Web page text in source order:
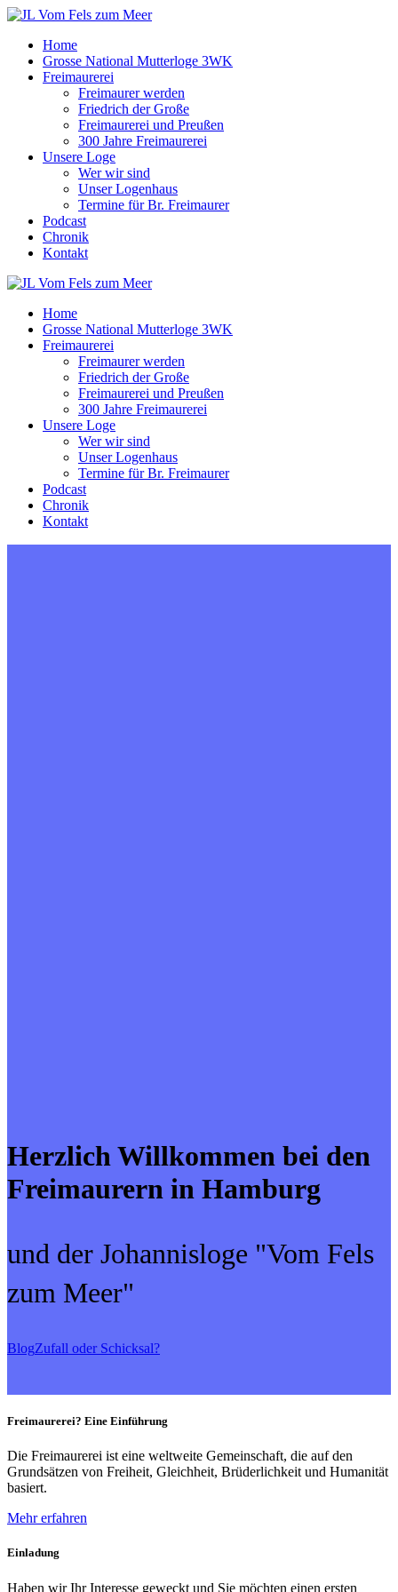
Zum
springenHome
Grosse National Mutterloge 3WK
Freimaurerei
Freimaurer werden
Friedrich der Große
Freimaurerei und Preußen
300 Jahre Freimaurerei
Unsere Loge
Wer wir sind
Unser Logenhaus
Termine für Br. Freimaurer
Podcast
Chronik
Kontakt
Home
Grosse National Mutterloge 3WK
Freimaurerei
Freimaurer werden
Friedrich der Große
Freimaurerei und Preußen
300 Jahre Freimaurerei
Unsere Loge
Wer wir sind
Unser Logenhaus
Termine für Br. Freimaurer
Podcast
Chronik
Kontakt
Herzlich Willkommen bei den
Freimaurern in Hamburg
und der Johannisloge "Vom Fels
zum Meer"
BlogZufall oder Schicksal?
Freimaurerei? Eine Einführung
Die Freimaurerei ist eine weltweite Gemeinschaft, die auf den
Grundsätzen von Freiheit, Gleichheit, Brüderlichkeit und Humanität
basiert.
Mehr erfahren
Einladung
Haben wir Ihr Interesse geweckt und Sie möchten einen ersten